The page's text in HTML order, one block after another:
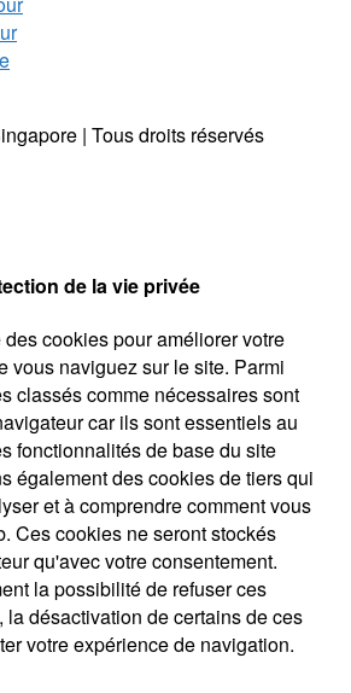
| Tous droits réservés
de la vie privée
cookies pour améliorer votre
vous naviguez sur le site. Parmi
classés comme nécessaires sont
car ils sont essentiels au
fonctionnalités de base du site
également des cookies de tiers qui
et à comprendre comment vous
Ces cookies ne seront stockés
qu'avec votre consentement.
la possibilité de refuser ces
la désactivation de certains de ces
votre expérience de navigation.